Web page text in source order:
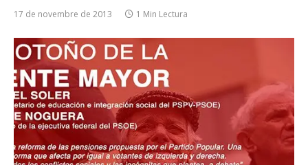
17 de novembre de 2013 1 Min Lectura